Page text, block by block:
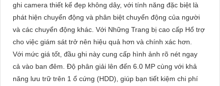
ghi camera thiết kế đẹp không dây, với tính năng đặc biệt là
phát hiện chuyển động và phân biệt chuyển động của người
và các chuyển động khác. Với Những Trang bị cao cấp Hổ trợ
cho việc giám sát trở nên hiệu quả hơn và chính xác hơn.
Với mức giá tốt, đầu ghi này cung cấp hình ảnh rõ nét ngay
cả vào ban đêm. Độ phân giải lên đến 6.0 MP cùng với khả
năng lưu trữ trên 1 ổ cứng (HDD), giúp bạn tiết kiệm chi phí